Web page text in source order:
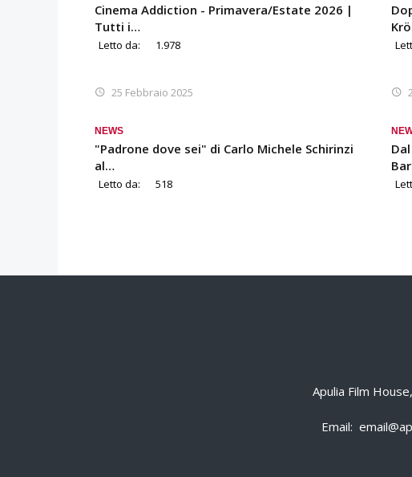
Cinema Addiction - Primavera/Estate 2026 |
Tutti i…
Letto da: 1.978
25 Febbraio 2025
NEWS
"Padrone dove sei" di Carlo Michele Schirinzi
al…
Letto da: 518
Apulia Film
Email: